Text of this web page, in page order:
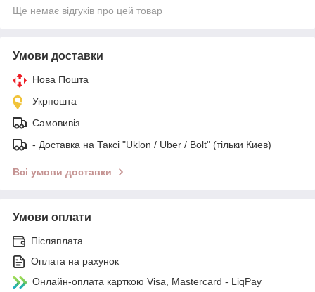
Ще немає відгуків про цей товар
Умови доставки
Нова Пошта
Укрпошта
Самовивіз
- Доставка на Таксі "Uklon / Uber / Bolt" (тільки Киев)
Всі умови доставки
Умови оплати
Післяплата
Оплата на рахунок
Онлайн-оплата карткою Visa, Mastercard - LiqPay